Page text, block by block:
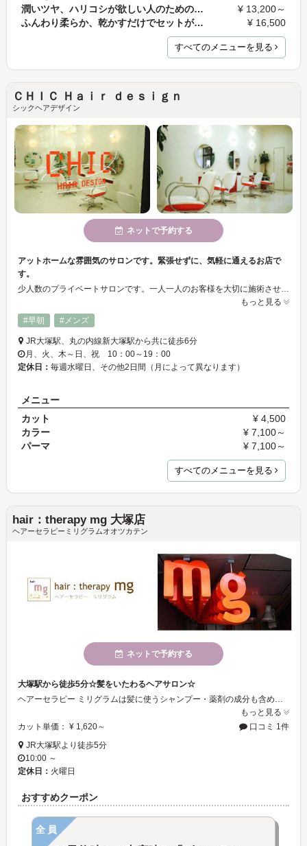
潤いツヤ、ハリコシが欲しい人のための、とことん髪…
¥ 13,200～
ふんわり柔らか、乾かすだけでセットが決まるデジタ…
¥ 16,500
すべてのメニューを見る
ＣＨＩＣ Ｈａｉｒ ｄｅｓｉｇｎ
シックヘアデザイン
ネットで予約する
アットホームな雰囲気のサロンです。緊張せずに、気軽に通えるお店で
す。
少人数のプライベートサロンです。一人一人のお客様を大切に施術させていただきます。白を基調とした清潔感のある雰囲気の中で、施術が受けれます。
もっと見る
#早朝
#メンズ
JR大塚駅、丸の内線新大塚駅から共に徒歩6分
月、火、木～日、祝 10：00～19：00
定休日： 毎週水曜日、その他2日間（月によって異なります）
メニュー
カット
¥ 4,500
カラー
¥ 7,100～
パーマ
¥ 7,100～
すべてのメニューを見る
hair：therapy mg 大塚店
ヘアーセラピーミリグラムオオツカテン
ネットで予約する
大塚駅から徒歩5分☆髪をいたわるヘアサロン☆
ヘアーセラピー ミリグラムは髪に使うシャンプー・薬剤の成分も含めて、ダメージ軽減を考えたケアをするヘアサロン♪ 駅の近くにあるアットホームな癒しの空間です。
もっと見る
カット単価： ¥ 1,620～
口コミ 1件
JR大塚駅より徒歩5分
10:00 ～
定休日： 火曜日
おすすめクーポン
全員